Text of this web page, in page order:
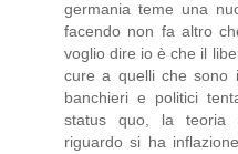
germania teme una
facendo non fa altro
voglio dire io è che il
cure a quelli che sono
banchieri e politici
status quo, la teoria
riguardo si ha